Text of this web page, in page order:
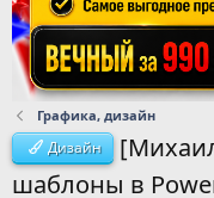
Графика, дизайн
Дизайн
шаблоны в